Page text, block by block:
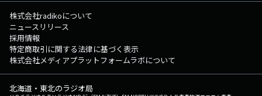
株式会社radikoについて
ニュースリリース
採用情報
特定商取引に関する法律に基づく表示
株式会社メディアプラットフォームラボについて
北海道・東北のラジオ局